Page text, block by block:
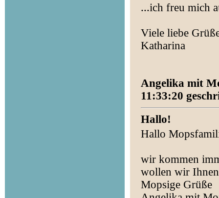
...ich freu mich
Viele liebe
Katharina
Angelika mit
11:33:20
Hallo!
Hallo
wir kommen
wollen wir
Mopsige Grüße